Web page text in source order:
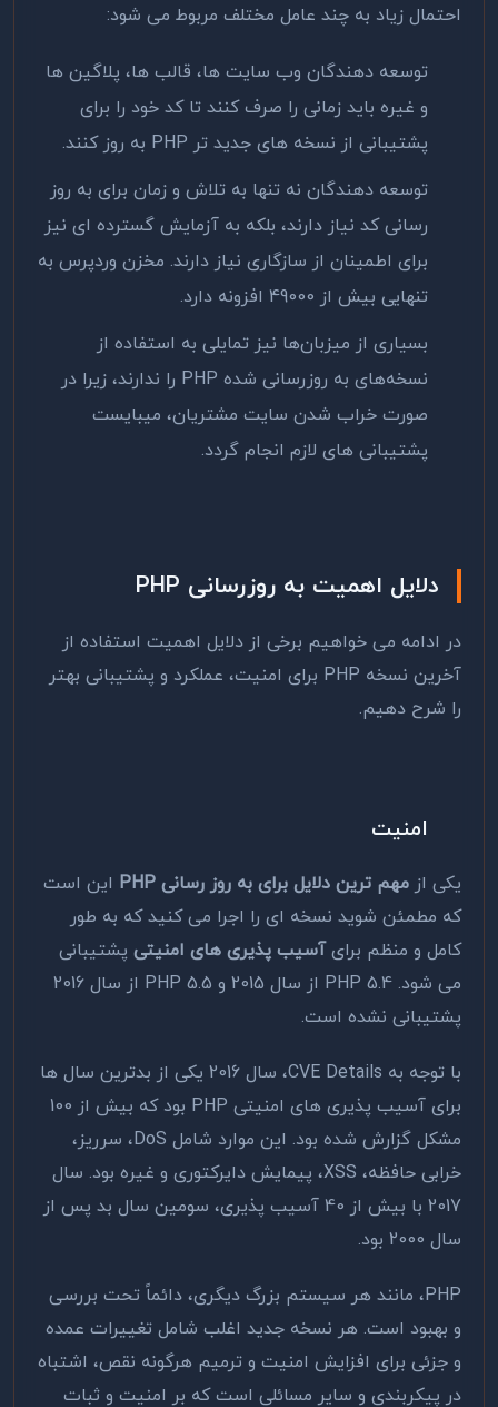
احتمال زیاد به چند عامل مختلف مربوط می شود:
توسعه دهندگان وب سایت ها، قالب ها، پلاگین ها
و غیره باید زمانی را صرف کنند تا کد خود را برای
پشتیبانی از نسخه های جدید تر PHP به روز کنند.
توسعه دهندگان نه تنها به تلاش و زمان برای به روز
رسانی کد نیاز دارند، بلکه به آزمایش گسترده ای نیز
برای اطمینان از سازگاری نیاز دارند. مخزن وردپرس به
تنهایی بیش از 49000 افزونه دارد.
بسیاری از میزبان‌ها نیز تمایلی به استفاده از
نسخه‌های به ‌روزرسانی ‌شده PHP را ندارند، زیرا در
صورت خراب شدن سایت مشتریان، میبایست
پشتیبانی های لازم انجام گردد.
دلایل اهمیت به روزرسانی PHP
در ادامه می خواهیم برخی از دلایل اهمیت استفاده از
آخرین نسخه PHP برای امنیت، عملکرد و پشتیبانی بهتر
را شرح دهیم.
امنیت
یکی از مهم ترین دلایل برای به روز رسانی PHP
این است
که مطمئن شوید نسخه ای را اجرا می کنید که به طور
کامل و منظم برایآسیب پذیری های امنیتی پشتیبانی
می شود. PHP 5.4 از سال 2015 و PHP 5.5 از سال 2016
پشتیبانی نشده است.
با توجه به CVE Details، سال 2016 یکی از بدترین سال ها
برای آسیب پذیری های امنیتی PHP بود که بیش از 100
مشکل گزارش شده بود. این موارد شامل DoS، سرریز،
خرابی حافظه، XSS، پیمایش دایرکتوری و غیره بود. سال
2017 با بیش از 40 آسیب پذیری، سومین سال بد پس از
سال 2000 بود.
PHP، مانند هر سیستم بزرگ دیگری، دائماً تحت بررسی
و بهبود است. هر نسخه جدید اغلب شامل تغییرات عمده
و جزئی برای افزایش امنیت و ترمیم هرگونه نقص، اشتباه
در پیکربندی و سایر مسائلی است که بر امنیت و ثبات